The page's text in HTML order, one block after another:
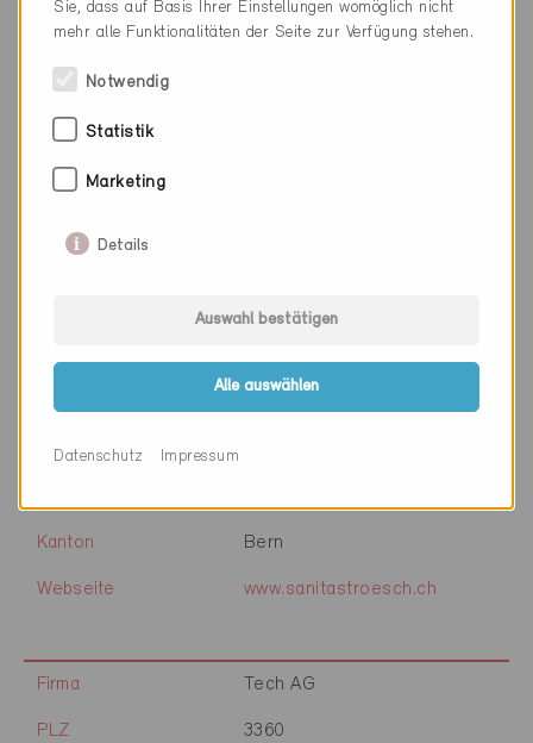
Webseite www.elementkuechen.ch
Firma
PLZ
www.koeniz.ch
Firma
PLZ
Kanton Bern
Webseite www.sanitastroesch.ch
Firma Tech AG
PLZ 3360
Sie, dass auf Basis Ihrer Einstellungen womöglich nicht
mehr alle Funktionalitäten der Seite zur Verfügung stehen.
Notwendig
Statistik
Marketing
Details
Auswahl bestätigen
Alle auswählen
Datenschutz Impressum